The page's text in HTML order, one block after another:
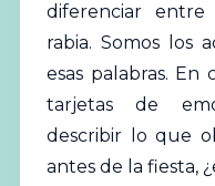
diferenciar entre
rabia. Somos los
esas palabras. En
tarjetas de
describir lo que
antes de la fiesta,